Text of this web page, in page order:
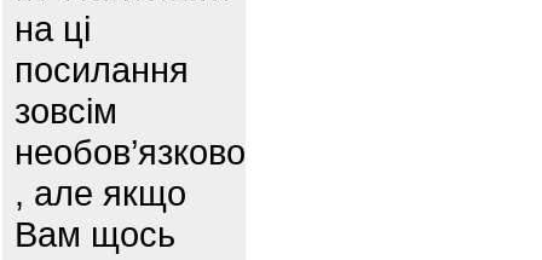
на ці
посилання
зовсім
необов’язково
, але якщо
Вам щось